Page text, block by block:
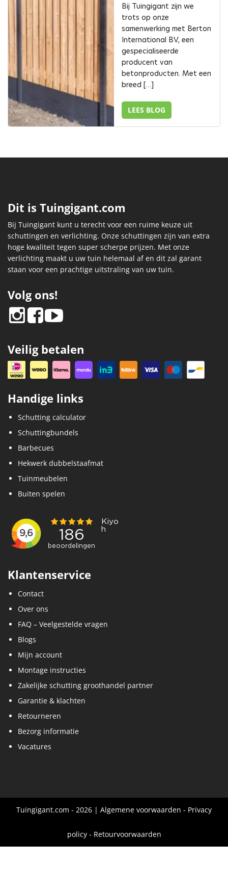
Bij Tuingigant zijn we
trots op onze
samenwerking met Berton
International BV, een
gespecialiseerde
producent van
betonproducten. Met een
breed […]
LEES BLOG
Dit is Tuingigant.com
Bij Tuingigant kunt u terecht voor een ruime keuze uit
schuttingen en verlichting. Onze schuttingen zijn van extra
hoge kwaliteit tegen super scherpe prijzen. Met onze
verlichting maakt u uw tuin helemaal af en dit zal garant
staan voor een prachtige uitstraling van uw tuin.
Volg ons!
Veilig betalen
Handige links
Schutting calculator
Schuttingbundels
Barbecues
Hekwerk dubbelstaafmat
Tuinmeubelen
Buiten spelen
Klantenservice
Contact
Over ons
FAQ – Veelgestelde vragen
Blogs
Mijn account
Montage instructies
Zakelijke schutting groothandel partner
Garantie & klachten
Retourneren
Bezorg informatie
Vacatures
Tuingigant.com - 2026 | Algemene voorwaarden - Privacy
policy- Retourvoorwaarden